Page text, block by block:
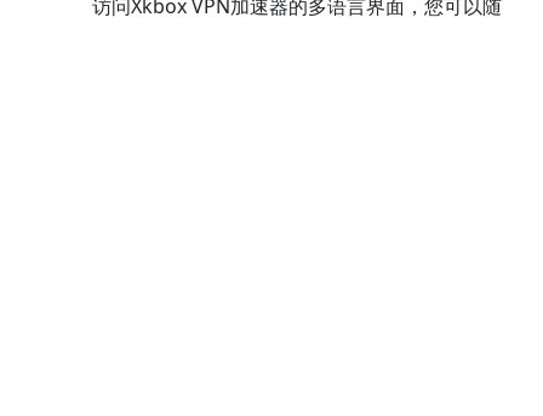
访问Xkbox VPN加速器的多语言界面，您可以随